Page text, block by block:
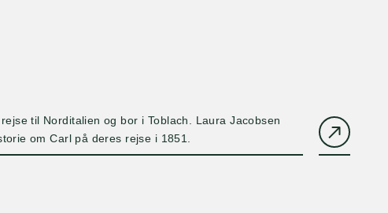
til Norditalien og bor i Toblach. Laura Jacobsen
om Carl på deres rejse i 1851.